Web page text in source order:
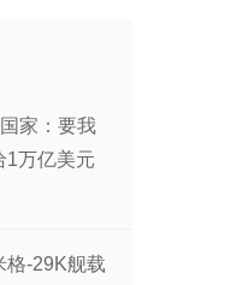
家：要我
1万亿美元
格-29K舰载